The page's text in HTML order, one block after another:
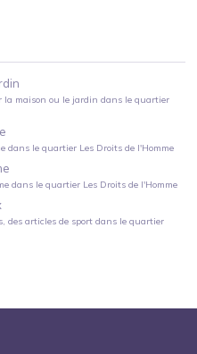
la maison ou le jardin dans le quartier
dans le quartier Les Droits de l'Homme
dans le quartier Les Droits de l'Homme
des articles de sport dans le quartier